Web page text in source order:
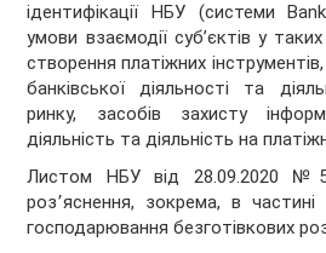
ідентифікації НБУ (системи
умови взаємодії суб’єктів у
створення платіжних
банківської діяльності та
ринку, засобів захисту
діяльність та діяльність на
Листом НБУ від 28.09.2020
роз՚яснення, зокрема, в частині
господарювання безготівкових